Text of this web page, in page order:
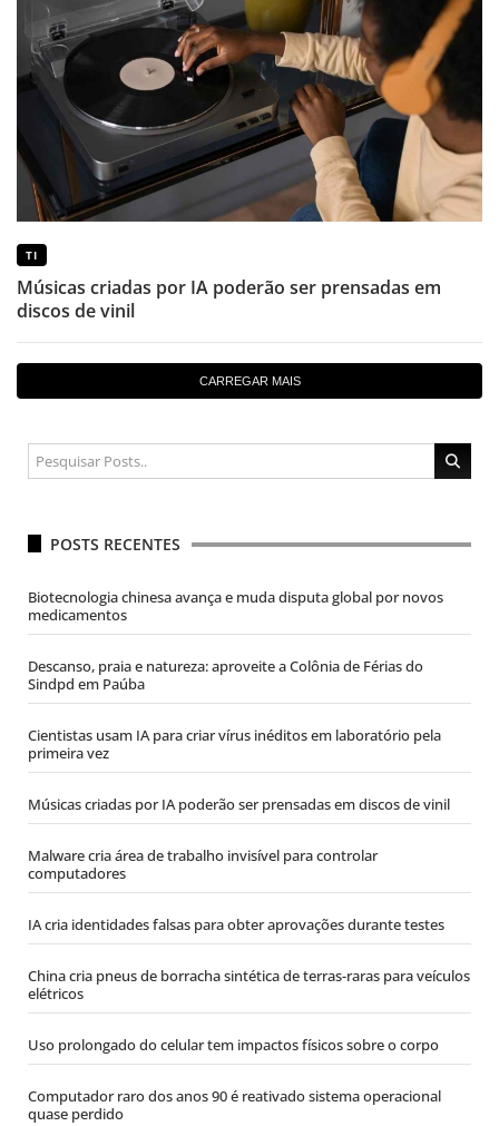
TI
Músicas criadas por IA poderão ser prensadas em
discos de vinil
CARREGAR MAIS
POSTS RECENTES
Biotecnologia chinesa avança e muda disputa global por novos
medicamentos
Descanso, praia e natureza: aproveite a Colônia de Férias do
Sindpd em Paúba
Cientistas usam IA para criar vírus inéditos em laboratório pela
primeira vez
Músicas criadas por IA poderão ser prensadas em discos de vinil
Malware cria área de trabalho invisível para controlar
computadores
IA cria identidades falsas para obter aprovações durante testes
China cria pneus de borracha sintética de terras-raras para veículos
elétricos
Uso prolongado do celular tem impactos físicos sobre o corpo
Computador raro dos anos 90 é reativado sistema operacional
quase perdido